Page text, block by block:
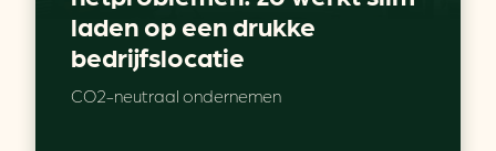
laden op een drukke
bedrijfslocatie
CO2-neutraal ondernemen